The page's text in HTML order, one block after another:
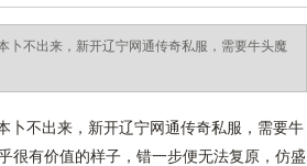
卜不出来，新开辽宁网通传奇私服，需要牛头魔
不出来，新开辽宁网通传奇私服，需要牛
很有价值的样子，错一步便无法复原，仿盛